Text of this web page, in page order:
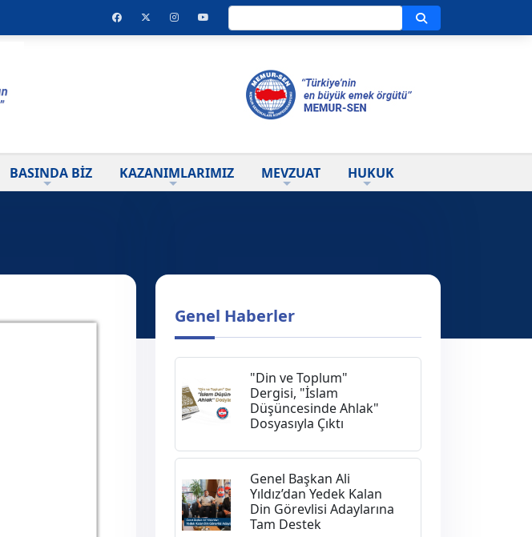
BASINDA BİZ KAZANIMLARIMIZ MEVZUAT HUKUK
Genel Haberler
"Din ve Toplum"
Dergisi, "İslam
Düşüncesinde Ahlak"
Dosyasıyla Çıktı
Genel Başkan Ali
Yıldız’dan Yedek Kalan
Din Görevlisi Adaylarına
Tam Destek